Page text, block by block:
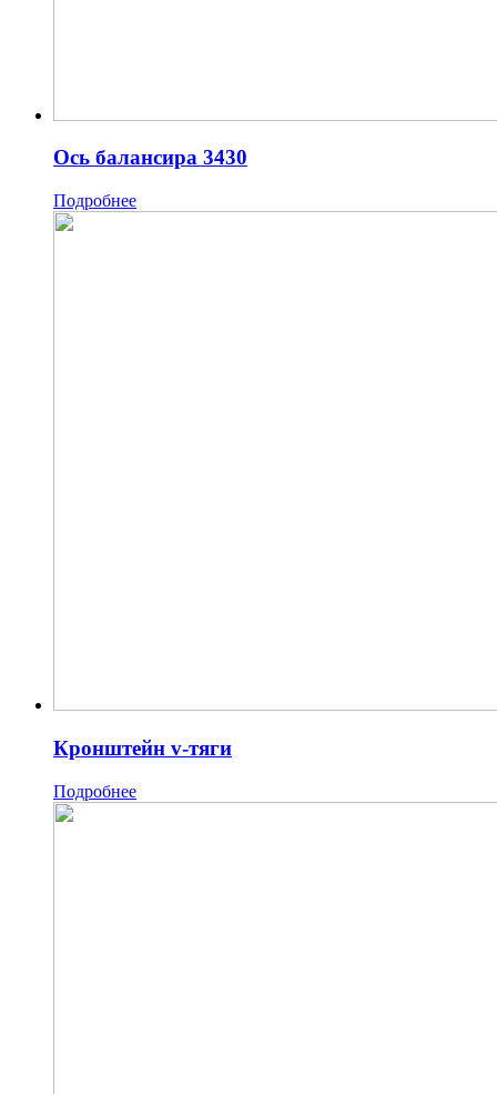
Ось балансира 3430
Подробнее
Кронштейн v-тяги
Подробнее